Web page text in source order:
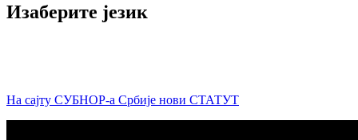
Изаберите језик
На сајту СУБНОР-а Србије нови СТАТУТ